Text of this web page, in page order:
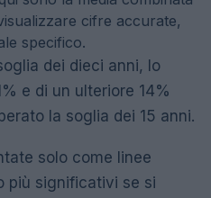
cifre accurate,
specifico.
dei dieci anni, lo
e di un ulteriore 14%
la soglia dei 15 anni.
solo come linee
più significativi se si